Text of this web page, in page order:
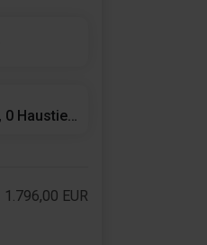
1.796,00 EUR